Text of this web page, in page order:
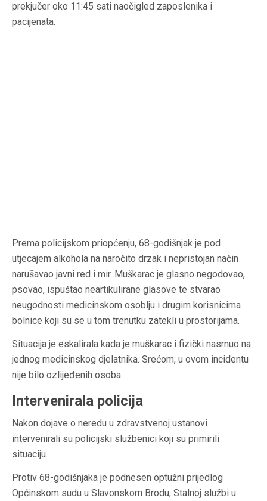
prekjučer oko 11:45 sati naočigled zaposlenika i
pacijenata.
Prema policijskom priopćenju, 68-godišnjak je pod
utjecajem alkohola na naročito drzak i nepristojan način
narušavao javni red i mir. Muškarac je glasno negodovao,
psovao, ispuštao neartikulirane glasove te stvarao
neugodnosti medicinskom osoblju i drugim korisnicima
bolnice koji su se u tom trenutku zatekli u prostorijama.
Situacija je eskalirala kada je muškarac i fizički nasrnuo na
jednog medicinskog djelatnika. Srećom, u ovom incidentu
nije bilo ozlijeđenih osoba.
Intervenirala policija
Nakon dojave o neredu u zdravstvenoj ustanovi
intervenirali su policijski službenici koji su primirili
situaciju.
Protiv 68-godišnjaka je podnesen optužni prijedlog
Općinskom sudu u Slavonskom Brodu, Stalnoj službi u